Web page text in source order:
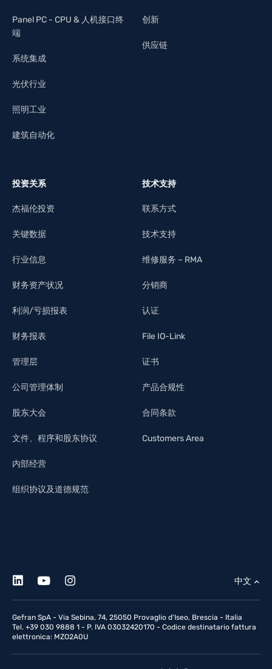
Panel PC - CPU & 人机接口终
端
系统集成
光伏行业
照明工业
建筑自动化
创新
供应链
投资关系
杰福伦投资
关键数据
行业信息
财务资产状况
利润/亏损报表
财务报表
管理层
公司管理体制
股东大会
文件、程序和股东协议
内部经营
组织协议及道德规范
技术支持
联系方式
技术支持
维修服务 – RMA
分销商
认证
File IO-Link
证书
产品合规性
合同条款
Customers Area
Gefran SpA - Via Sebina, 74, 25050 Provaglio d'Iseo, Brescia - Italia
Tel. +39 030 9888 1 - P. IVA 03032420170 - Codice destinatario fattura
elettronica: MZO2A0U
中文